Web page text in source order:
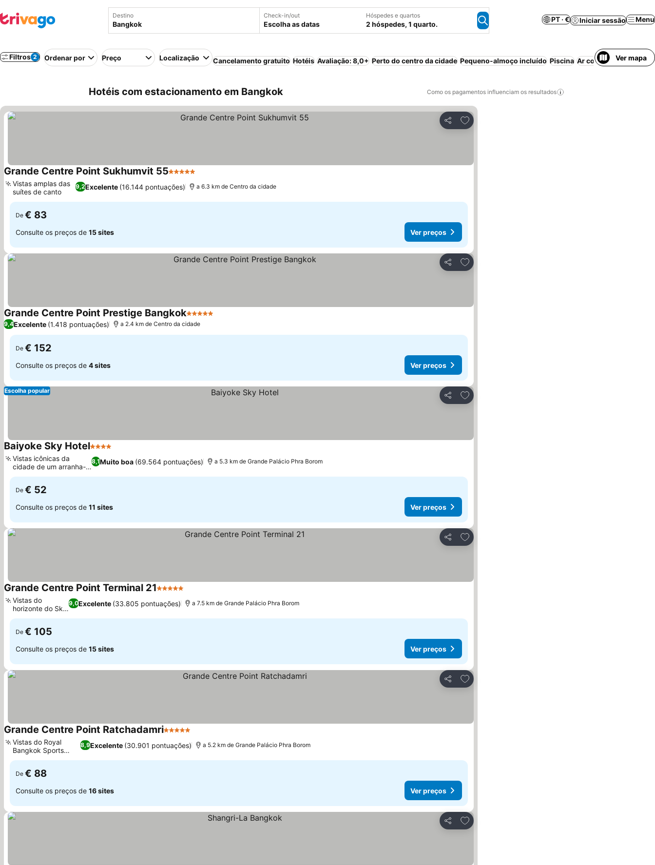
Destino Check-in/out
Escolha as datas
Hóspedes e quartos
2 hóspedes, 1 quarto.
PT · € Iniciar sessão Menu
Filtros 2 Ordenar por Preço Localização Cancelamento gratuito Hotéis Avaliação: 8,0+ Perto do centro da cidade Pequeno-almoço incluído Piscina Ar condicionado Wi-fi
Ver mapa
Hotéis com estacionamento em Bangkok Como os pagamentos influenciam os resultados
Partilhar
Adicionar aos favoritos
Grande Centre Point Sukhumvit 555 Estrelas
9,2Excelente (16.144 pontuações)
Vistas amplas das
suítes de canto
a 6.3 km de Centro da cidade
De € 83
Consulte os preços de 15 sites Ver preços
Partilhar
Adicionar aos favoritos
Grande Centre Point Prestige Bangkok5 Estrelas
9,4Excelente (1.418 pontuações) a 2.4 km de Centro da cidade
De € 152
Consulte os preços de 4 sites Ver preços
Partilhar
Adicionar aos favoritos
Escolha popular
Baiyoke Sky Hotel4 Estrelas
8,1Muito boa (69.564 pontuações)
Vistas icônicas da
cidade de um arranha-
céu
a 5.3 km de Grande Palácio Phra Borom
De € 52
Consulte os preços de 11 sites Ver preços
Partilhar
Adicionar aos favoritos
Grande Centre Point Terminal 215 Estrelas
9,0Excelente (33.805 pontuações)
Vistas do
horizonte do Sky
32
a 7.5 km de Grande Palácio Phra Borom
De € 105
Consulte os preços de 15 sites Ver preços
Partilhar
Adicionar aos favoritos
Grande Centre Point Ratchadamri5 Estrelas
8,9Excelente (30.901 pontuações)
Vistas do Royal
Bangkok Sports
Club
a 5.2 km de Grande Palácio Phra Borom
De € 88
Consulte os preços de 16 sites Ver preços
Partilhar
Adicionar aos favoritos